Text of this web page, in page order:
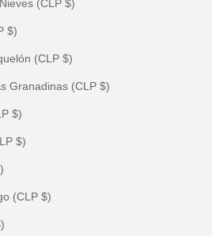
(CLP $)
$)
(CLP $)
Granadinas (CLP $)
$)
$)
(CLP $)